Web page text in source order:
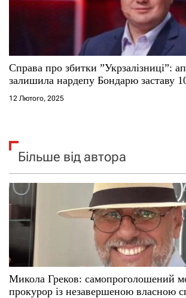
Справа про збитки ”Укрзалізниці”:
залишила нардепу Бондарю заставу
12 Лютого, 2025
Більше від автора
Микола Греков: самопроголошений
прокурор із незавершеною власною